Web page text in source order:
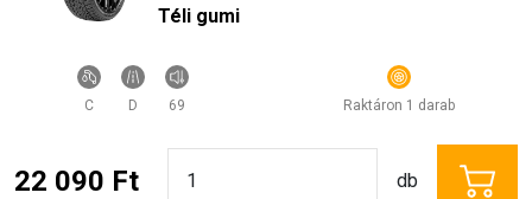
Téli gumi
C D 69 Raktáron 1 darab
22 090 Ft db